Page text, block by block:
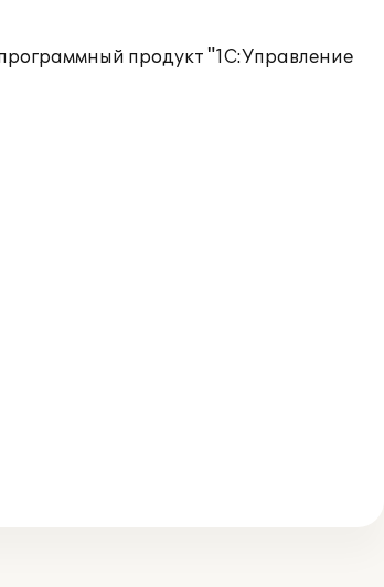
продукт "1С:Управление